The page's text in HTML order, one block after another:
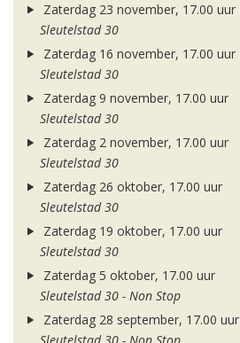
Zaterdag 23 november, 17.00 uur
Sleutelstad 30
Zaterdag 16 november, 17.00 uur
Sleutelstad 30
Zaterdag 9 november, 17.00 uur
Sleutelstad 30
Zaterdag 2 november, 17.00 uur
Sleutelstad 30
Zaterdag 26 oktober, 17.00 uur
Sleutelstad 30
Zaterdag 19 oktober, 17.00 uur
Sleutelstad 30
Zaterdag 5 oktober, 17.00 uur
Sleutelstad 30 - Non Stop
Zaterdag 28 september, 17.00 uur